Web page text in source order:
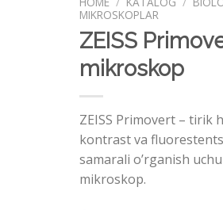
MIKROSKOPLAR
ZEISS
mikroskop
ZEISS Primovert – tirik
kontrast va
samarali o’rganish
mikroskop.